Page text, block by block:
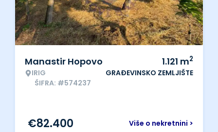
Manastir Hopovo
IRIG
ŠIFRA: #574237
1.121 m2
GRAĐEVINSKO ZEMLJIŠTE
Više o nekretnini >
€82.400